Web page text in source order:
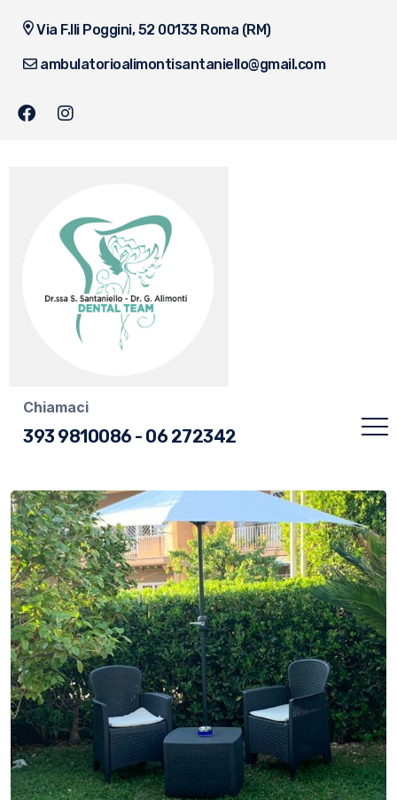
Via F.lli Poggini, 52 00133 Roma (RM)
ambulatorioalimontisantaniello@gmail.com
Chiamaci
393 9810086 - 06 272342